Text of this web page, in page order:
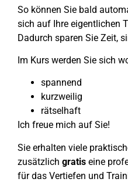
So können Sie bald
sich auf Ihre eigentlichen
Dadurch sparen Sie Zeit,
Im Kurs werden Sie sich
spannend
kurzweilig
rätselhaft
Ich freue mich auf Sie!
Sie erhalten viele
zusätzlich gratis eine
für das Vertiefen und